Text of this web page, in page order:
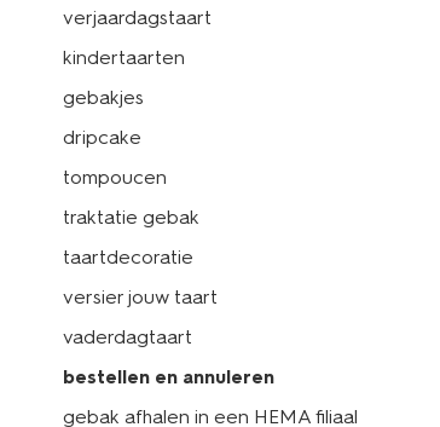
verjaardagstaart
kindertaarten
gebakjes
dripcake
tompoucen
traktatie gebak
taartdecoratie
versier jouw taart
vaderdagtaart
bestellen en annuleren
gebak afhalen in een HEMA filiaal